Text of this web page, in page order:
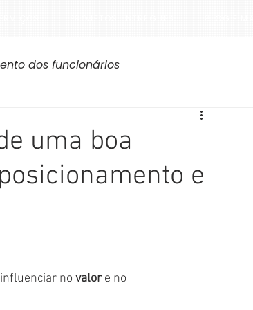
dos funcionários
uma boa
e
no valor e no